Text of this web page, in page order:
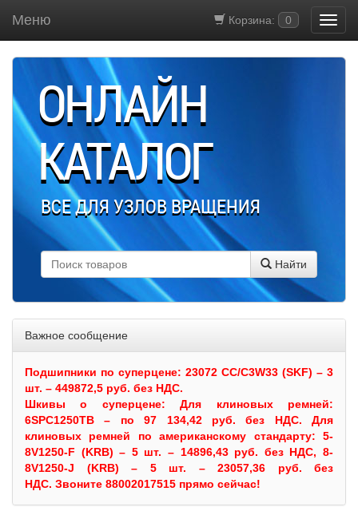
Корзина: 0
Меню
ОНЛАЙН
КАТАЛОГ
ВСЕ ДЛЯ УЗЛОВ ВРАЩЕНИЯ
Найти
Важное сообщение
Подшипники по суперцене: 23072 CC/C3W33 (SKF) – 3
шт. – 449872,5 руб. без НДС.
Шкивыо суперцене:Для клиновых ремней:
6SPC1250TB – по 97 134,42 руб. без НДС. Для
клиновых ремней по американскому стандарту: 5-
8V1250-F (KRB) – 5 шт. – 14896,43 руб. без НДС, 8-
8V1250-J (KRB) – 5 шт. – 23057,36 руб. без
НДС. Звоните 88002017515 прямо сейчас!